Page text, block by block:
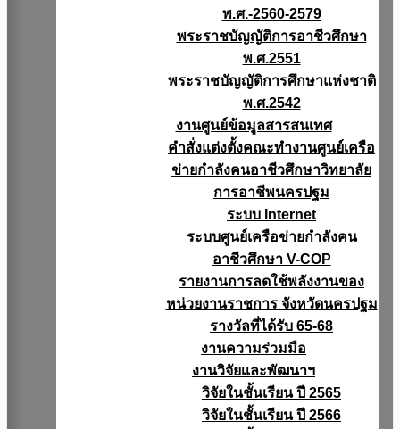
พ.ศ.-2560-2579
พระราชบัญญัติการอาชีวศึกษา
พ.ศ.2551
พระราชบัญญัติการศึกษาแห่งชาติ
พ.ศ.2542
งานศูนย์ข้อมูลสารสนเทศ
คำสั่งแต่งตั้งคณะทำงานศูนย์เครือ
ข่ายกำลังคนอาชีวศึกษาวิทยาลัย
การอาชีพนครปฐม
ระบบ Internet
ระบบศูนย์เครือข่ายกำลังคน
อาชีวศึกษา V-COP
รายงานการลดใช้พลังงานของ
หน่วยงานราชการ จังหวัดนครปฐม
รางวัลที่ได้รับ 65-68
งานความร่วมมือ
งานวิจัยเเละพัฒนาฯ
วิจัยในชั้นเรียน ปี 2565
วิจัยในชั้นเรียน ปี 2566